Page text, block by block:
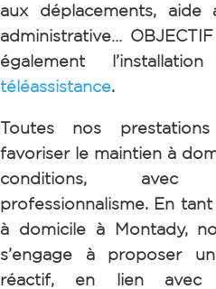
aux déplacements, aide
administrative…
également
téléassistance.
Toutes nos
favoriser le maintien à
conditions, avec
professionnalisme. En
à domicile à Montady,
s’engage à proposer
réactif, en lien